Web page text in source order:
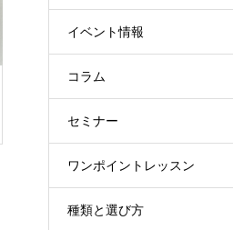
イベント情報
コラム
セミナー
ワンポイントレッスン
種類と選び方